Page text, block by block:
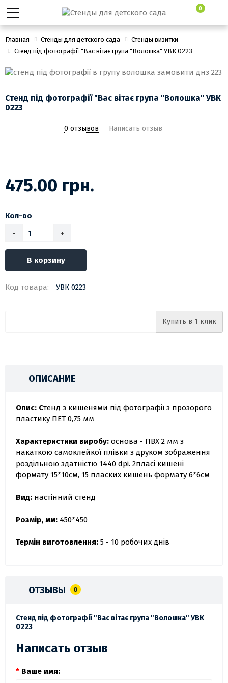
0
Главная Стенды для детского сада
Стенды визитки
Стенд під фотографії "Вас вітає група "Волошка" УВК 0223
Стенд під фотографії "Вас вітає група "Волошка" УВК
0223
0 отзывов Написать отзыв
475.00 грн.
Кол-во
-
+
В корзину
Код товара: УВК 0223
Купить в 1 клик
ОПИСАНИЕ
Опис: Стенд з кишенями під фотографії з прозорого
пластику ПЕТ 0,75 мм
Характеристики виробу: основа - ПВХ 2 мм з
накаткою самоклейкої плівки з друком зображення
роздільною здатністю 1440 dpi. 2пласі кишені
формату 15*10см, 15 пласких кишень формату 6*6см
Вид: настінний стенд
Розмір, мм: 450*450
Термін виготовлення: 5 - 10 робочих днів
ОТЗЫВЫ 0
Стенд під фотографії "Вас вітає група "Волошка" УВК
0223
Написать отзыв
Ваше имя: